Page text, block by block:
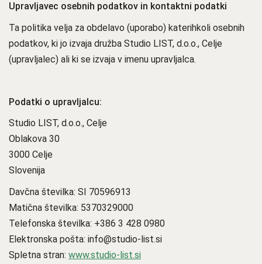
Upravljavec osebnih podatkov in kontaktni podatki
Ta politika velja za obdelavo (uporabo) katerihkoli osebnih
podatkov, ki jo izvaja družba Studio LIST, d.o.o., Celje
(upravljalec) ali ki se izvaja v imenu upravljalca.
Podatki o upravljalcu:
Studio LIST, d.o.o., Celje
Oblakova 30
3000 Celje
Slovenija
Davčna številka: SI 70596913
Matična številka: 5370329000
Telefonska številka: +386 3 428 0980
Elektronska pošta: info@studio-list.si
Spletna stran: www.studio-list.si